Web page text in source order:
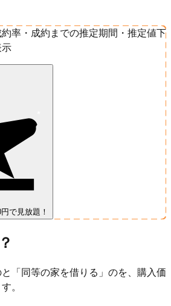
率・成約までの推定期間・推定値下
で見放題！
「同等の家を借りる」のを、購入価
。